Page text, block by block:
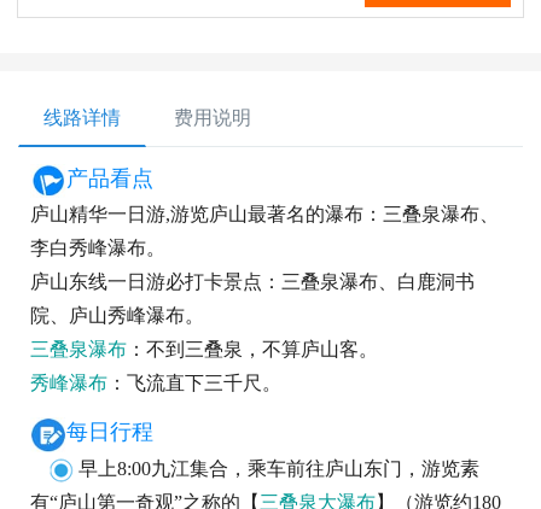
线路详情 费用说明
产品看点
庐山精华一日游,游览庐山最著名的瀑布：三叠泉瀑布、
李白秀峰瀑布。
庐山东线一日游必打卡景点：三叠泉瀑布、白鹿洞书
院、庐山秀峰瀑布。
三叠泉瀑布 ：不到三叠泉，不算庐山客。
秀峰瀑布 ：飞流直下三千尺。
每日行程
早上8:00九江集合，乘车前往庐山东门，游览素
有“庐山第一奇观”之称的【 三叠泉大瀑布】（游览约180